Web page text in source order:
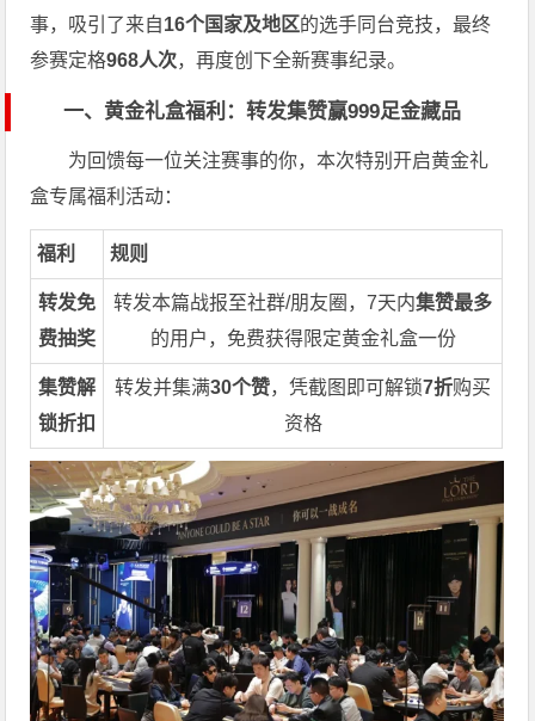
事，吸引了来自16个国家及地区的选手同台竞技，最终
参赛定格968人次，再度创下全新赛事纪录。
一、黄金礼盒福利：转发集赞赢999足金藏品
为回馈每一位关注赛事的你，本次特别开启黄金礼
盒专属福利活动：
福利 规则
转发免
费抽奖
转发本篇战报至社群/朋友圈，7天内集赞最多
的用户，免费获得限定黄金礼盒一份
集赞解
锁折扣
转发并集满30个赞，凭截图即可解锁7折购买
资格